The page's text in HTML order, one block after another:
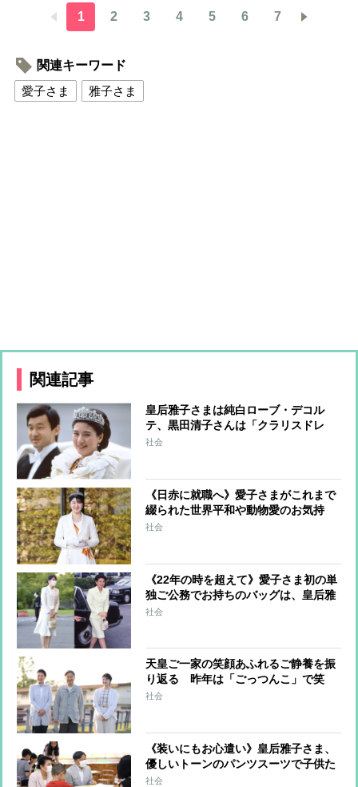
1 2 3 4 5 6 7
関連キーワード
愛子さま
雅子さま
関連記事
皇后雅子さまは純白ローブ・デコル
テ、黒田清子さんは「クラリスドレ
ス」と話題に 女性皇族の華麗な
社会
《日赤に就職へ》愛子さまがこれまで
綴られた世界平和や動物愛のお気持
ち 雅子さまは愛子さまの作文を回想
社会
《22年の時を超えて》愛子さま初の単
独ご公務でお持ちのバッグは、皇后雅
子さまが以前使われていたもの 装い
社会
天皇ご一家の笑顔あふれるご静養を振
り返る 昨年は「ごっつんこ」で笑
顔、愛子さまの思い出は家族とサーフ
社会
《装いにもお心遣い》皇后雅子さま、
優しいトーンのパンツスーツで子供た
ちへ向けられる温かい眼差し
社会